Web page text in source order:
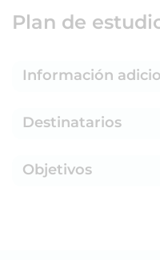
Plan de
Información
Destinatarios
Objetivos